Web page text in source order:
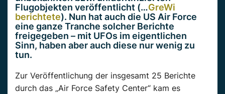
Flugobjekten veröffentlicht (…GreWi
berichtete). Nun hat auch die US Air Force
eine ganze Tranche solcher Berichte
freigegeben – mit UFOs im eigentlichen
Sinn, haben aber auch diese nur wenig zu
tun.
Zur Veröffentlichung der insgesamt 25 Berichte
durch das „Air Force Safety Center“ kam es